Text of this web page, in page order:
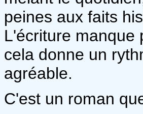
peines aux faits
L'écriture manque
cela donne un
agréable.
C'est un roman